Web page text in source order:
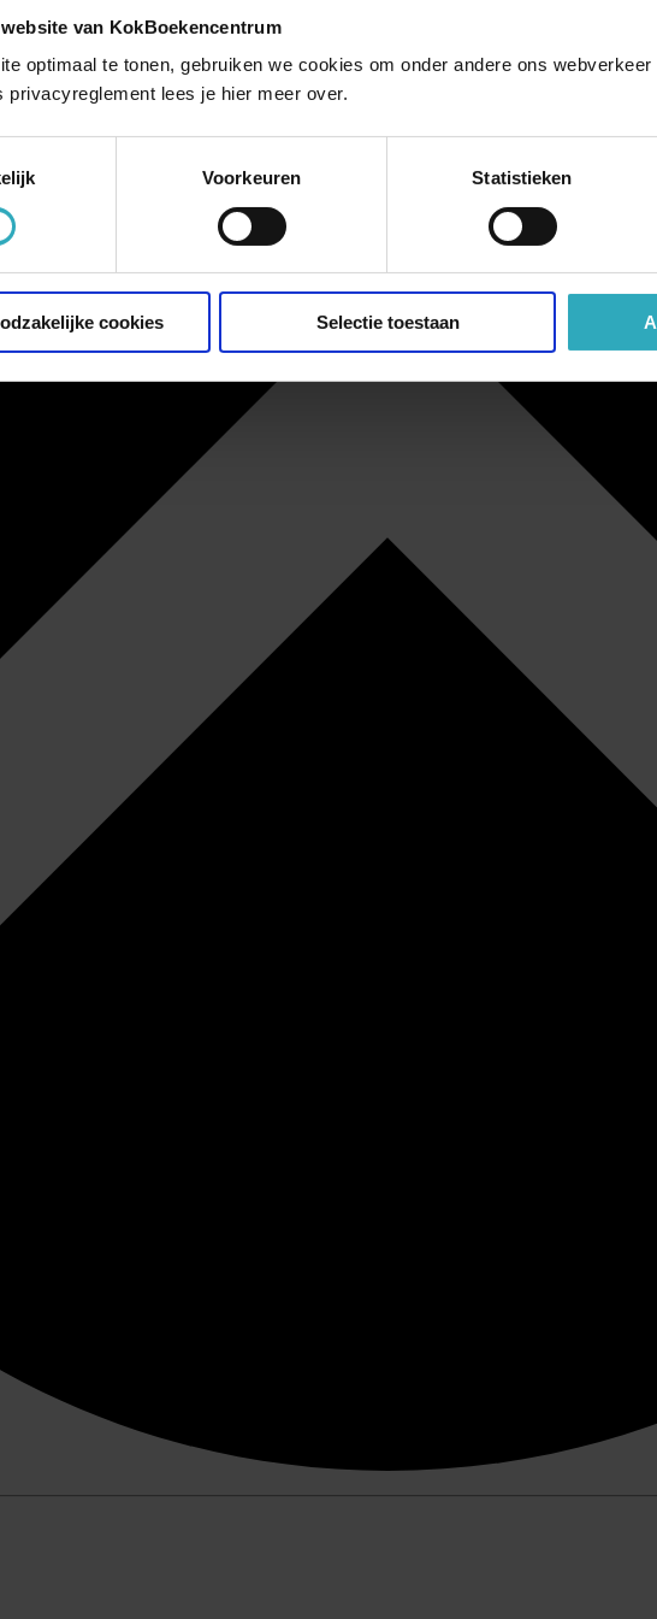
van KokBoekencentrum
optimaal te tonen, gebruiken we cookies om onder andere ons webverkeer
privacyreglement lees je hier meer over.
Voorkeuren Statistieken
cookies Selectie toestaan